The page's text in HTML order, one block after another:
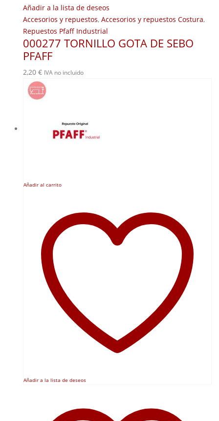
Añadir a la lista de deseos
Accesorios y repuestos, Accesorios y repuestos Costura,
Repuestos Pfaff Industrial
000277 TORNILLO GOTA DE SEBO
PFAFF
2,20 € IVA no incluido
Añadir al carrito
Añadir a la lista de deseos